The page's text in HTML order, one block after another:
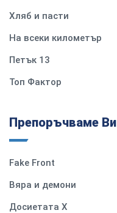
Хляб и пасти
На всеки километър
Петък 13
Топ Фактор
Препоръчваме Ви
Fake Front
Вяра и демони
Досиетата Х